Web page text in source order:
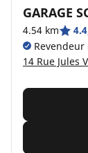
GARAGE
4.54 km
14 Rue Jules